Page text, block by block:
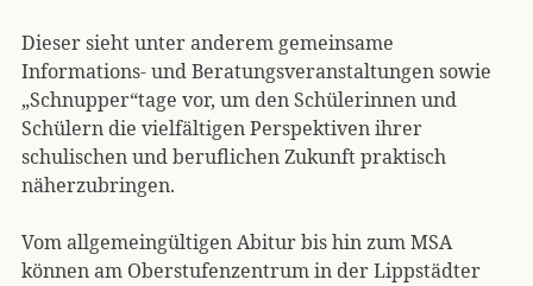
Dieser sieht unter anderem gemeinsame
Informations- und Beratungsveranstaltungen sowie
„Schnupper“tage vor, um den Schülerinnen und
Schülern die vielfältigen Perspektiven ihrer
schulischen und beruflichen Zukunft praktisch
näherzubringen.
Vom allgemeingültigen Abitur bis hin zum MSA
können am Oberstufenzentrum in der Lippstädter